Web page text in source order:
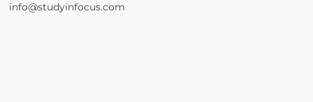
info@studyinfocus.com